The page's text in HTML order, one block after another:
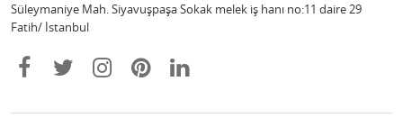
Süleymaniye Mah. Siyavuşpaşa Sokak melek iş hanı no:11 daire 29
Fatih/ İstanbul